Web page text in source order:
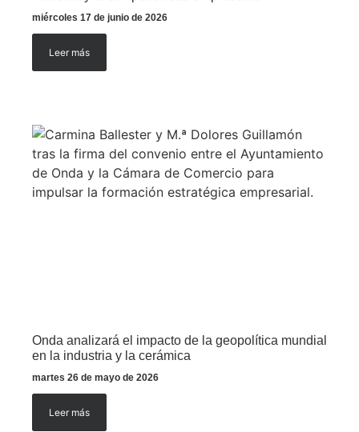
miércoles 17 de junio de 2026
Leer más
Onda analizará el impacto de la geopolítica mundial
en la industria y la cerámica
martes 26 de mayo de 2026
Leer más